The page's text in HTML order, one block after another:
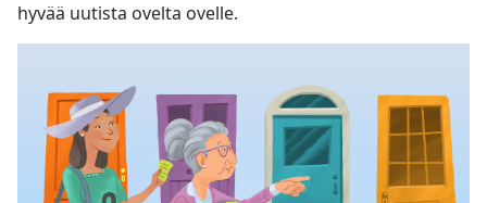
hyvää uutista ovelta ovelle.